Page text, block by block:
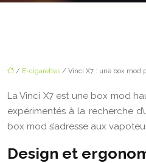
/ E-cigarettes / Vinci X7 : une box mod
La Vinci X7 est une box mod
expérimentés à la recherche
box mod s’adresse aux
Design et